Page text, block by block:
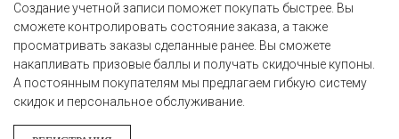
Создание учетной записи поможет покупать быстрее. Вы
сможете контролировать состояние заказа, а также
просматривать заказы сделанные ранее. Вы сможете
накапливать призовые баллы и получать скидочные купоны.
А постоянным покупателям мы предлагаем гибкую систему
скидок и персональное обслуживание.